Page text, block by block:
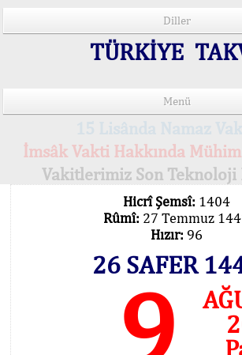
Diller
TÜRKİYE
Menü
İmsâk Vakti Hakkında
Vakitlerimiz Son Teknoloji
Hicrî Şemsî: 1404
Rûmî: 27 Temmuz
Hızır: 96
26 SAFER
9